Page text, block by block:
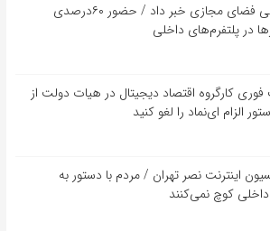
شورای عالی فضای مجازی خبر داد / حضور ۶۰درصدی
در پلتفرم‌های داخلی
کارگروه اقتصاد دیجیتال در هیات دولت از
الزام ای‌نماد را لغو کنید
اینترنت نصر تهران / مردم با دستور به
کوچ نمی‌کنند